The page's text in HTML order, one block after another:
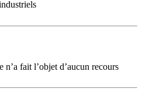
fait l’objet d’aucun recours